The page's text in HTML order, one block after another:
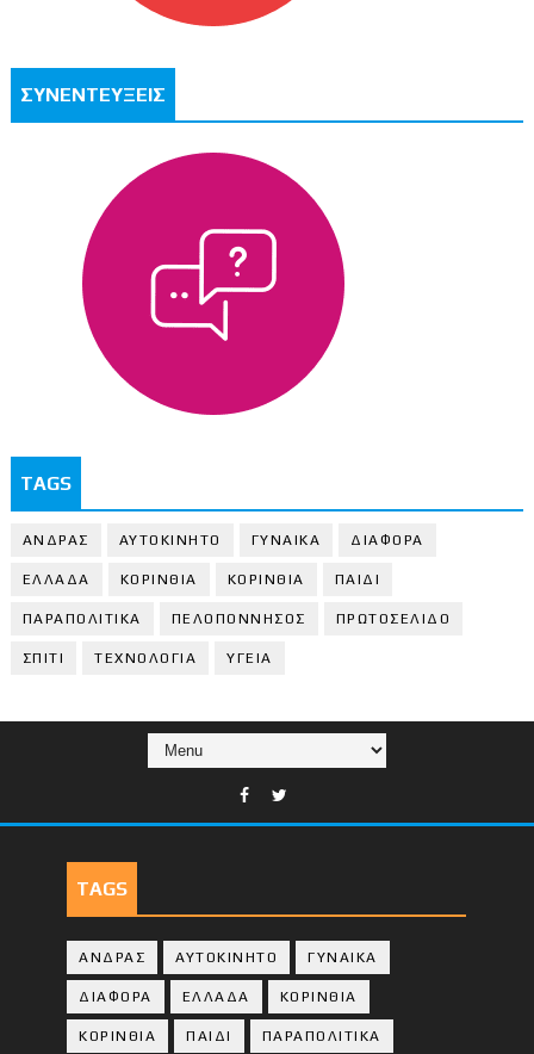
ΣΥΝΕΝΤΕΥΞΕΙΣ
TAGS
ΑΝΔΡΑΣ ΑΥΤΟΚΙΝΗΤΟ ΓΥΝΑΙΚΑ ΔΙΑΦΟΡΑ
ΕΛΛΑΔΑ ΚΟΡΙΝΘΙΑ ΚΟΡΙΝΘΙA ΠΑΙΔΙ
ΠΑΡΑΠΟΛΙΤΙΚΑ ΠΕΛΟΠΟΝΝΗΣΟΣ ΠΡΩΤΟΣΕΛΙΔΟ
ΣΠΙΤΙ ΤΕΧΝΟΛΟΓΙΑ ΥΓΕΙΑ
TAGS
ΑΝΔΡΑΣ ΑΥΤΟΚΙΝΗΤΟ ΓΥΝΑΙΚΑ
ΔΙΑΦΟΡΑ ΕΛΛΑΔΑ ΚΟΡΙΝΘΙΑ
ΚΟΡΙΝΘΙA ΠΑΙΔΙ ΠΑΡΑΠΟΛΙΤΙΚΑ